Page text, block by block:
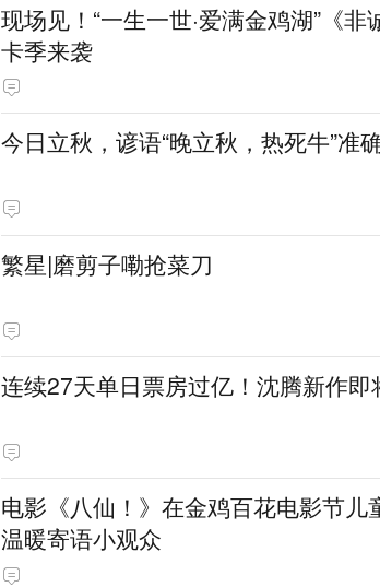
现场见！“一生一世·爱满金鸡湖”《
卡季来袭
今日立秋，谚语“晚立秋，热死牛”准
繁星|磨剪子嘞抢菜刀
连续27天单日票房过亿！沈腾新作即
电影《八仙！》在金鸡百花电影节儿
温暖寄语小观众